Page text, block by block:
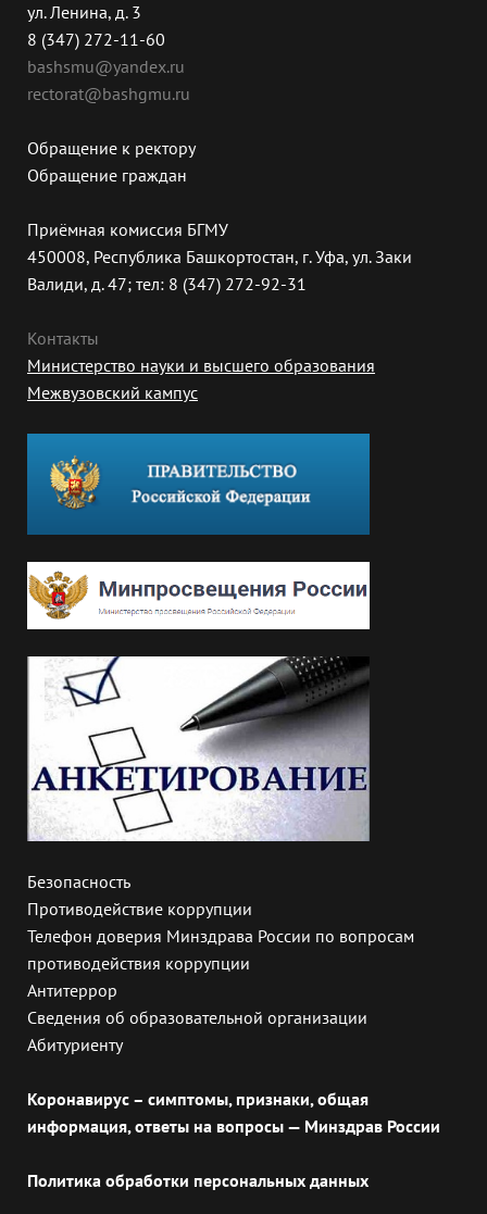
ул. Ленина, д. 3
8 (347) 272-11-60
bashsmu@yandex.ru
rectorat@bashgmu.ru
Обращение к ректору
Обращение граждан
Приёмная комиссия БГМУ
450008, Республика Башкортостан, г. Уфа, ул. Заки
Валиди, д. 47; тел: 8 (347) 272-92-31
Контакты
Министерство науки и высшего образования
Межвузовский кампус
Безопасность
Противодействие коррупции
Телефон доверия Минздрава России по вопросам
противодействия коррупции
Антитеррор
Сведения об образовательной организации
Абитуриенту
Коронавирус – симптомы, признаки, общая
информация, ответы на вопросы — Минздрав России
Политика обработки персональных данных